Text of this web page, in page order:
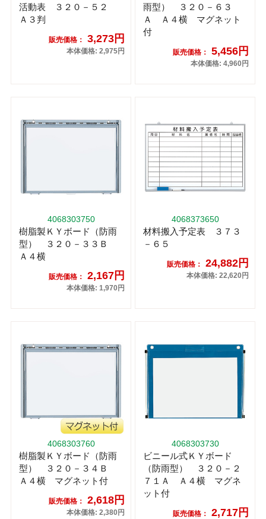
活動表 ３２０－５２
Ａ３判
販売価格： 3,273円
本体価格: 2,975円
雨型） ３２０－６３
Ａ Ａ４横 マグネット
付
販売価格： 5,456円
本体価格: 4,960円
4068303750
樹脂製ＫＹボード（防雨
型） ３２０－３３Ｂ
Ａ４横
販売価格： 2,167円
本体価格: 1,970円
4068373650
材料搬入予定表 ３７３
－６５
販売価格： 24,882円
本体価格: 22,620円
4068303760
樹脂製ＫＹボード（防雨
型） ３２０－３４Ｂ
Ａ４横 マグネット付
販売価格： 2,618円
本体価格: 2,380円
4068303730
ビニール式ＫＹボード
（防雨型） ３２０－２
７１Ａ Ａ４横 マグネ
ット付
販売価格： 2,717円